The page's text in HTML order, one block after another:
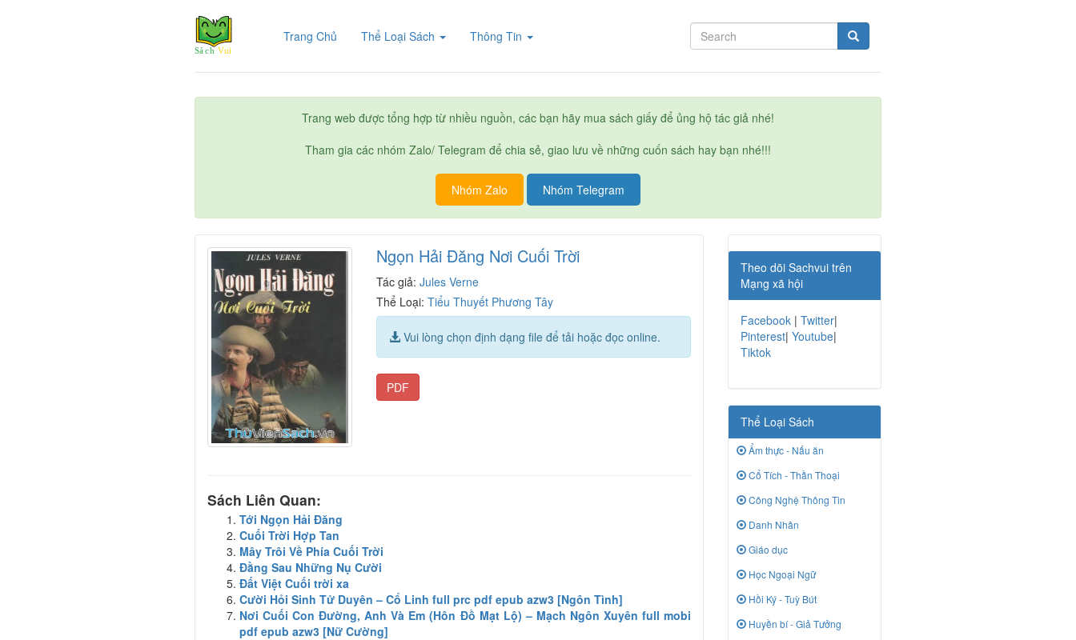
Trang Chủ (current)Thể Loại Sách Thông Tin
Trang web được tổng hợp từ nhiều nguồn, các bạn hãy mua sách giấy để ủng hộ tác giả nhé!
Tham gia các nhóm Zalo/ Telegram để chia sẻ, giao lưu về những cuốn sách hay bạn nhé!!!
Nhóm Zalo Nhóm Telegram
Ngọn Hải Đăng Nơi Cuối Trời
Tác giả:Jules Verne
Thể Loại:Tiểu Thuyết Phương Tây
Vui lòng chọn định dạng file để tải hoặc đọc online.
PDF
Sách Liên Quan:
Tới Ngọn Hải Đăng
Cuối Trời Hợp Tan
Mây Trôi Về Phía Cuối Trời
Đằng Sau Những Nụ Cười
Đất Việt Cuối trời xa
Cười Hỏi Sinh Tử Duyên – Cổ Linh full prc pdf epub azw3 [Ngôn Tình]
Nơi Cuối Con Đường, Anh Và Em (Hôn Đồ Mạt Lộ) – Mạch Ngôn Xuyên full mobi
pdf epub azw3 [Nữ Cường]
Theo dõi Sachvui trên
Mạng xã hội
Facebook | Twitter|
Pinterest| Youtube|
Tiktok
Thể Loại Sách
Ẩm thực - Nấu ăn
Cổ Tích - Thần Thoại
Công Nghệ Thông Tin
Danh Nhân
Giáo dục
Học Ngoại Ngữ
Hồi Ký - Tuỳ Bút
Huyền bí - Giả Tưởng